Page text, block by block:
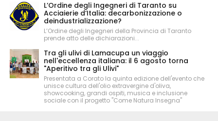
L’Ordine degli Ingegneri di Taranto su
Acciaierie d’Italia: decarbonizzazione o
deindustrializzazione?
L’Ordine degli Ingegneri della Provincia di Taranto
prende atto delle dichiarazioni...
Tra gli ulivi di Lamacupa un viaggio
nell'eccellenza italiana: il 6 agosto torna
"Aperitivo tra gli Ulivi"
Presentata a Corato la quinta edizione dell'evento che
unisce cultura dell'olio extravergine d'oliva,
showcooking, grandi ospiti, musica e inclusione
sociale con il progetto "Come Natura Insegna"